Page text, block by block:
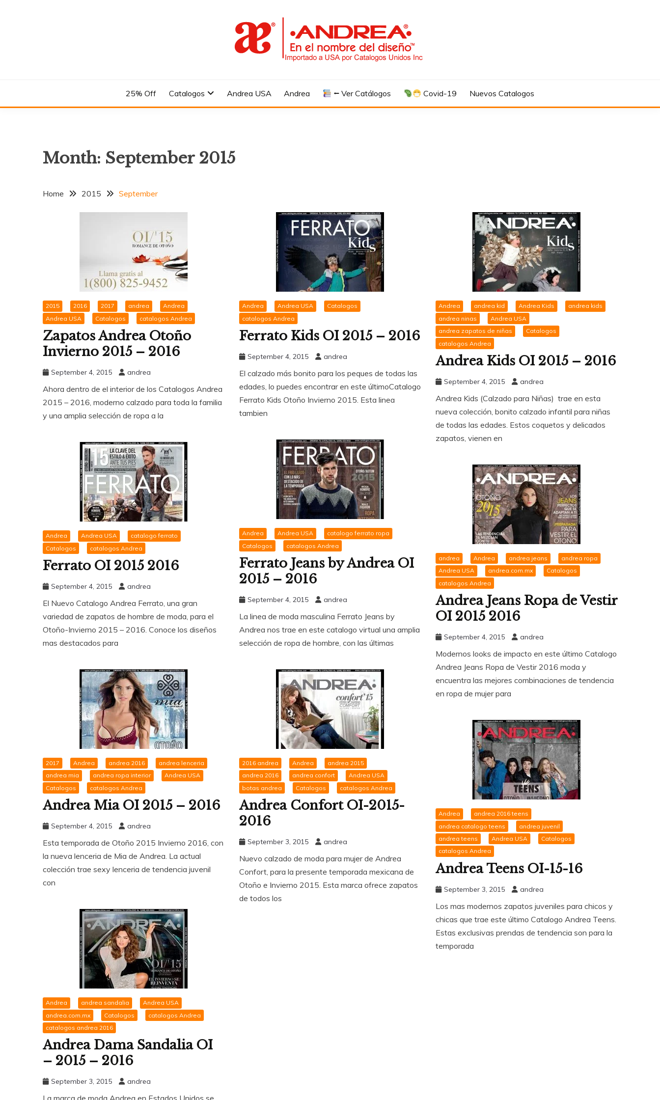
25% Off Catalogos Andrea USA Andrea ⭠ Ver Catálogos Covid-19 Nuevos Catalogos
Month: September 2015
Home 2015 September
2015 2016 2017 andrea
Andrea
Andrea USA
Catalogos catalogos Andrea
Zapatos Andrea Otoño
Invierno 2015 – 2016
September 4, 2015 andrea
Ahora dentro de el interior de los Catalogos Andrea
2015 – 2016, moderno calzado para toda la familia
y una amplia selección de ropa a la
Andrea Andrea USA
Catalogos
catalogos Andrea
Ferrato Kids OI 2015 – 2016
September 4, 2015 andrea
El calzado más bonito para los peques de todas las
edades, lo puedes encontrar en este últimoCatalogo
Ferrato Kids Otoño Invierno 2015. Esta linea
tambien
Andrea andrea kid Andrea Kids
andrea kids
andrea ninas
Andrea USA
andrea zapatos de niñas
Catalogos
catalogos Andrea
Andrea Kids OI 2015 – 2016
September 4, 2015 andrea
Andrea Kids (Calzado para Niñas) trae en esta
nueva colección, bonito calzado infantil para niñas
de todas las edades. Estos coquetos y delicados
zapatos, vienen en
Andrea Andrea USA
catalogo ferrato ropa
Catalogos
catalogos Andrea
Ferrato Jeans by Andrea OI
2015 – 2016
September 4, 2015 andrea
La linea de moda masculina Ferrato Jeans by
Andrea nos trae en este catalogo virtual una amplia
selección de ropa de hombre, con las últimas
Andrea Andrea USA
catalogo ferrato
Catalogos
catalogos Andrea
Ferrato OI 2015 2016
September 4, 2015 andrea
El Nuevo Catalogo Andrea Ferrato, una gran
variedad de zapatos de hombre de moda, para el
Otoño-Invierno 2015 – 2016. Conoce los diseños
mas destacados para
andrea Andrea andrea jeans
andrea ropa
Andrea USA
andrea.com.mx
Catalogos
catalogos Andrea
Andrea Jeans Ropa de Vestir
OI 2015 2016
September 4, 2015 andrea
Modernos looks de impacto en este último Catalogo
Andrea Jeans Ropa de Vestir 2016 moda y
encuentra las mejores combinaciones de tendencia
en ropa de mujer para
2017 Andrea andrea 2016
andrea lenceria
andrea mia
andrea ropa interior
Andrea USA
Catalogos
catalogos Andrea
Andrea Mia OI 2015 – 2016
September 4, 2015 andrea
Esta temporada de Otoño 2015 Invierno 2016, con
la nueva lenceria de Mia de Andrea. La actual
colección trae sexy lenceria de tendencia juvenil
con
2016 andrea Andrea
andrea 2015
andrea 2016
andrea confort
Andrea USA
botas andrea
Catalogos catalogos Andrea
Andrea Confort OI-2015-
2016
September 3, 2015 andrea
Nuevo calzado de moda para mujer de Andrea
Confort, para la presente temporada mexicana de
Otoño e Invierno 2015. Esta marca ofrece zapatos
de todos los
Andrea
andrea 2016 teens
andrea catalogo teens
andrea juvenil
andrea teens
Andrea USA
Catalogos
catalogos Andrea
Andrea Teens OI-15-16
September 3, 2015 andrea
Los mas modernos zapatos juveniles para chicos y
chicas que trae este último Catalogo Andrea Teens.
Estas exclusivas prendas de tendencia son para la
temporada
Andrea andrea sandalia
Andrea USA
andrea.com.mx
Catalogos
catalogos Andrea
catalogos andrea 2016
Andrea Dama Sandalia OI
– 2015 – 2016
September 3, 2015 andrea